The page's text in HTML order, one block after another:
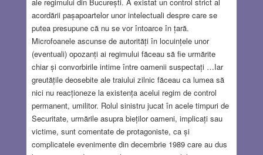
ale regimului din București. A existat un control strict al
acordării pașapoartelor unor intelectuali despre care se
putea presupune că nu se vor întoarce în țară.
Microfoanele ascunse de autorități în locuințele unor
(eventuali) opozanți ai regimului făceau să fie urmărite
chiar și convorbirile intime între oamenii suspectați …Iar
greutățile deosebite ale traiului zilnic făceau ca lumea să
nici nu reacționeze la existența acelui regim de control
permanent, umilitor. Rolul sinistru jucat în acele timpuri de
Securitate, urmările asupra bieților oameni, implicați sau
victime, sunt comentate de protagoniste, ca și
complicatele evenimente din decembrie 1989 care au dus